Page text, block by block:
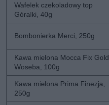
Wafelek czekoladowy top
Góralki, 40g
Bombonierka Merci, 250g
Kawa mielona Mocca Fix Gold
Woseba, 100g
Kawa mielona Prima Finezja,
250g